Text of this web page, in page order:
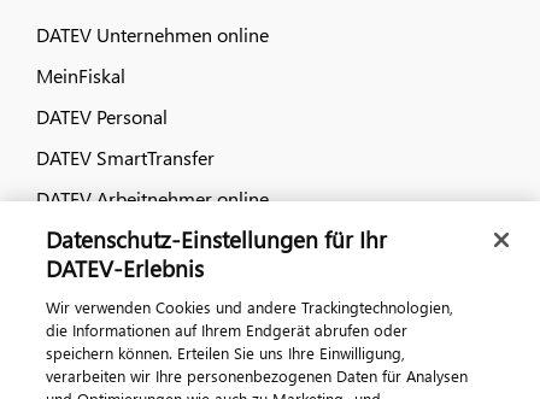
DATEV Unternehmen online
MeinFiskal
DATEV Personal
DATEV SmartTransfer
DATEV Arbeitnehmer online
Dialog & Medien
Veranstaltungen
DATEV magazin
Datenschutz-Einstellungen für Ihr
DATEV-Erlebnis
Wir verwenden Cookies und andere Trackingtechnologien,
die Informationen auf Ihrem Endgerät abrufen oder
speichern können. Erteilen Sie uns Ihre Einwilligung,
verarbeiten wir Ihre personenbezogenen Daten für Analysen